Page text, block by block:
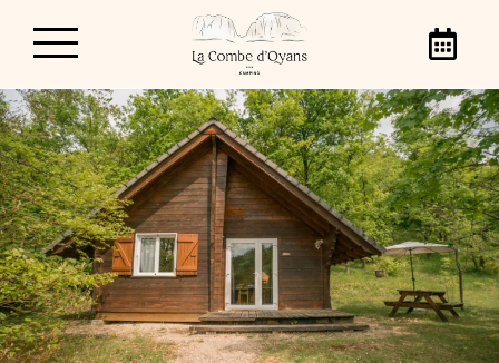
Camping La Combe
d'Oyans
Van 3 april tot en met 20 september 2026
heten wij u van harte welkom op onze
camping in het Regionaal Natuurpark van de
Vercors, Camping La Combe d'Oyans! Kom
met familie, vrienden of met z'n tweetjes